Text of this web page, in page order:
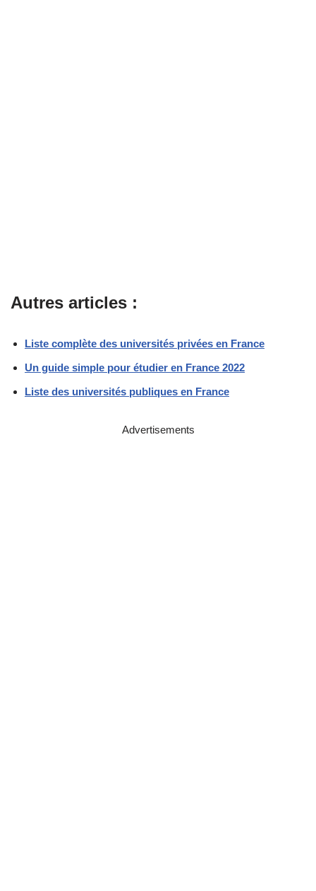
Autres articles :
Liste complète des universités privées en France
Un guide simple pour étudier en France 2022
Liste des universités publiques en France
Advertisements